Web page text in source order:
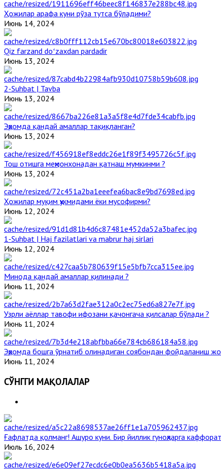
Ҳожилар арафа куни рўза тутса бўладими?
Июнь 14, 2024
Qiz farzand doʻzaxdan pardadir
Июнь 13, 2024
2-Suhbat | Tavba
Июнь 13, 2024
Эҳромда қандай амаллар тақиқланган?
Июнь 13, 2024
Тош отишга меҳмонхонадан қатнаш мумкинми ?
Июнь 13, 2024
Ҳожилар муқим ҳукмидами ёки мусофирми?
Июнь 12, 2024
1-Suhbat | Haj fazilatlari va mabrur haj sirlari
Июнь 12, 2024
Минода қандай амаллар қилинади ?
Июнь 11, 2024
Узрли аёллар тавофи ифозани қачонгача қилсалар бўлади ?
Июнь 11, 2024
Эҳромда бошга ўрнатиб олинадиган соябондан фойдаланиш
Июнь 11, 2024
СЎНГГИ МАҚОЛАЛАР
Ғафлатда қолманг! Ашуро куни. Бир йиллик гуноҳларга
Июль 16, 2024